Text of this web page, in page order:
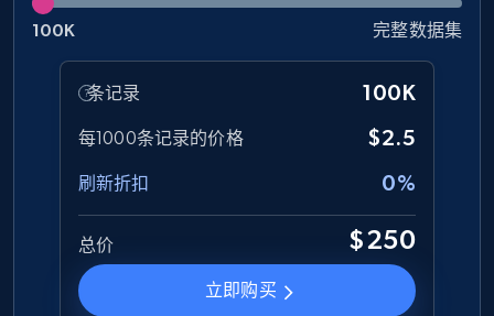
eCommerce
1.3K+ 立即购买
Amazon Walmart
URL, Title amazon, Seller name amazon, Brand
amazon, Description amazon, Initial price
amazon, Currency amazon, Availability amazon,
and more.
100K 完整数据集
条记录 100K
每1000条记录的价格 $2.5
刷新折扣 0%
总价 $250
立即购买